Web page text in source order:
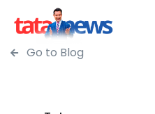
Go to Blog